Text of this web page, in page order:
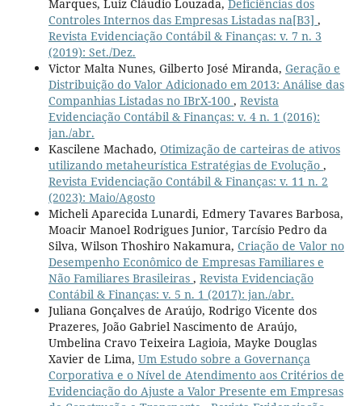
Marques, Luiz Cláudio Louzada, Deficiências dos
Controles Internos das Empresas Listadas na[B3] ,
Revista Evidenciação Contábil & Finanças: v. 7 n. 3
(2019): Set./Dez.
Victor Malta Nunes, Gilberto José Miranda, Geração e
Distribuição do Valor Adicionado em 2013: Análise das
Companhias Listadas no IBrX-100 , Revista
Evidenciação Contábil & Finanças: v. 4 n. 1 (2016):
jan./abr.
Kascilene Machado, Otimização de carteiras de ativos
utilizando metaheurística Estratégias de Evolução ,
Revista Evidenciação Contábil & Finanças: v. 11 n. 2
(2023): Maio/Agosto
Micheli Aparecida Lunardi, Edmery Tavares Barbosa,
Moacir Manoel Rodrigues Junior, Tarcísio Pedro da
Silva, Wilson Thoshiro Nakamura, Criação de Valor no
Desempenho Econômico de Empresas Familiares e
Não Familiares Brasileiras , Revista Evidenciação
Contábil & Finanças: v. 5 n. 1 (2017): jan./abr.
Juliana Gonçalves de Araújo, Rodrigo Vicente dos
Prazeres, João Gabriel Nascimento de Araújo,
Umbelina Cravo Teixeira Lagioia, Mayke Douglas
Xavier de Lima, Um Estudo sobre a Governança
Corporativa e o Nível de Atendimento aos Critérios de
Evidenciação do Ajuste a Valor Presente em Empresas